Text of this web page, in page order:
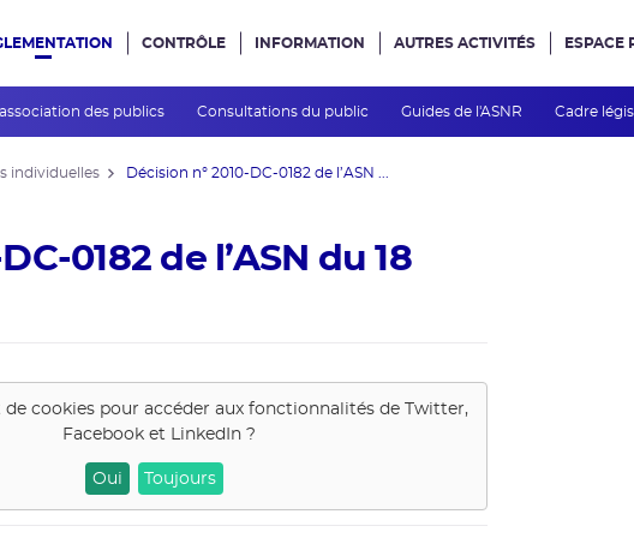
dans le site
des publics Consultations du public Guides de l'ASNR Cadre
CONTRÔLE INFORMATION AUTRES ACTIVITÉS ESPACE
individuelles Décision n° 2010-DC-0182 de l’ASN ...
0182 de l’ASN du 18
cookies pour accéder aux fonctionnalités de
Twitter,
Facebook et LinkedIn?
Oui Toujours